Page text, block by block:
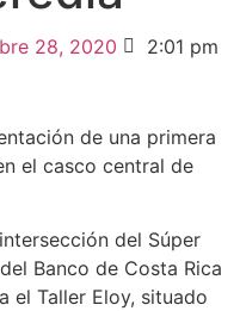
28, 2020 2:01 pm
de una primera
el casco central de
del Súper
Banco de Costa Rica
el Taller Eloy, situado